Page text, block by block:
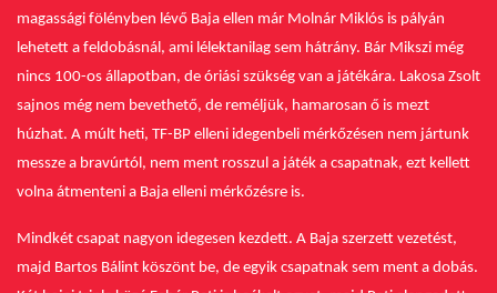
magassági fölényben lévő Baja ellen már Molnár Miklós is pályán
lehetett a feldobásnál, ami lélektanilag sem hátrány. Bár Mikszi még
nincs 100-os állapotban, de óriási szükség van a játékára. Lakosa Zsolt
sajnos még nem bevethető, de reméljük, hamarosan ő is mezt
húzhat. A múlt heti, TF-BP elleni idegenbeli mérkőzésen nem jártunk
messze a bravúrtól, nem ment rosszul a játék a csapatnak, ezt kellett
volna átmenteni a Baja elleni mérkőzésre is.
Mindkét csapat nagyon idegesen kezdett. A Baja szerzett vezetést,
majd Bartos Bálint köszönt be, de egyik csapatnak sem ment a dobás.